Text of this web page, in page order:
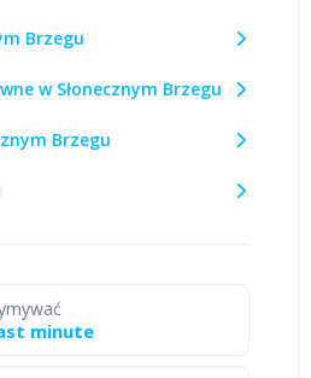
Brzegu
w Słonecznym Brzegu
Brzegu
minute